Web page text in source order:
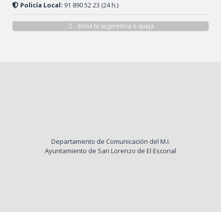
Policía Local: 91 890 52 23 (24 h.)
Envía tu sugerencia o queja
Departamento de Comunicación del M.I.
Ayuntamiento de San Lorenzo de El Escorial